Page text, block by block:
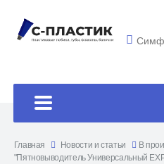
Главная Новости и статьи
В
"Пятновыводитель Универсальный